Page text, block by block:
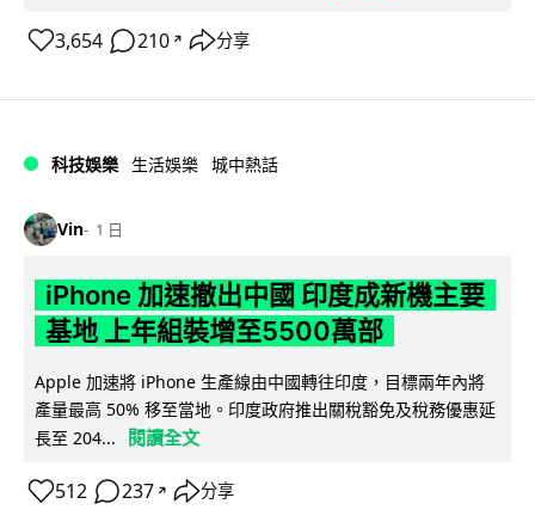
3,654 210 ↗ 分享
科技娛樂 生活娛樂 城中熱話
Vin 1 日
iPhone 加速撤出中國 印度成新機主要
基地 上年組裝增至5500萬部
Apple 加速將 iPhone 生產線由中國轉往印度，目標兩年內將
產量最高 50% 移至當地。印度政府推出關稅豁免及稅務優惠延
長至 204...
閱讀全文
512 237 ↗ 分享